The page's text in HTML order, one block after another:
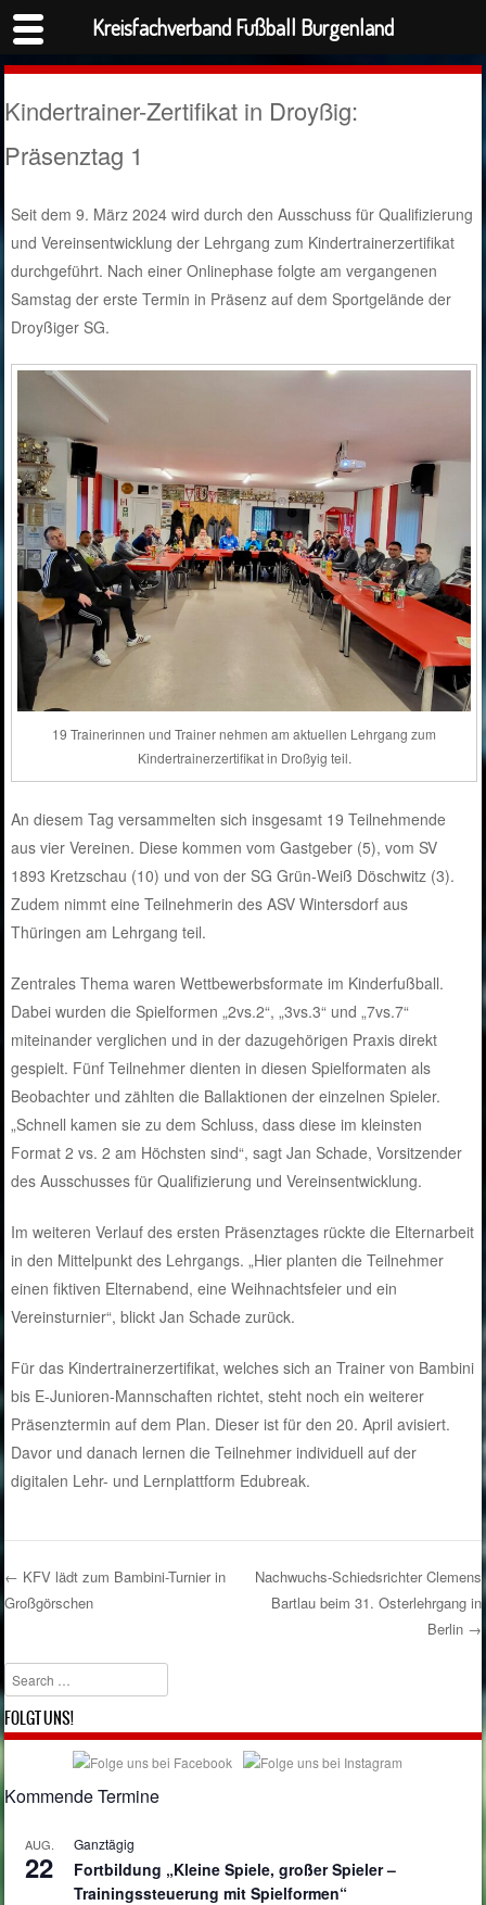
Kindertrainer-Zertifikat in Droyßig:
Präsenztag 1
Seit dem 9. März 2024 wird durch den Ausschuss für Qualifizierung
und Vereinsentwicklung der Lehrgang zum Kindertrainerzertifikat
durchgeführt. Nach einer Onlinephase folgte am vergangenen
Samstag der erste Termin in Präsenz auf dem Sportgelände der
Droyßiger SG.
19 Trainerinnen und Trainer nehmen am aktuellen Lehrgang zum
Kindertrainerzertifikat in Droßyig teil.
An diesem Tag versammelten sich insgesamt 19 Teilnehmende
aus vier Vereinen. Diese kommen vom Gastgeber (5), vom SV
1893 Kretzschau (10) und von der SG Grün-Weiß Döschwitz (3).
Zudem nimmt eine Teilnehmerin des ASV Wintersdorf aus
Thüringen am Lehrgang teil.
Zentrales Thema waren Wettbewerbsformate im Kinderfußball.
Dabei wurden die Spielformen „2vs.2“, „3vs.3“ und „7vs.7“
miteinander verglichen und in der dazugehörigen Praxis direkt
gespielt. Fünf Teilnehmer dienten in diesen Spielformaten als
Beobachter und zählten die Ballaktionen der einzelnen Spieler.
„Schnell kamen sie zu dem Schluss, dass diese im kleinsten
Format 2 vs. 2 am Höchsten sind“, sagt Jan Schade, Vorsitzender
des Ausschusses für Qualifizierung und Vereinsentwicklung.
Im weiteren Verlauf des ersten Präsenztages rückte die Elternarbeit
in den Mittelpunkt des Lehrgangs. „Hier planten die Teilnehmer
einen fiktiven Elternabend, eine Weihnachtsfeier und ein
Vereinsturnier“, blickt Jan Schade zurück.
Für das Kindertrainerzertifikat, welches sich an Trainer von Bambini
bis E-Junioren-Mannschaften richtet, steht noch ein weiterer
Präsenztermin auf dem Plan. Dieser ist für den 20. April avisiert.
Davor und danach lernen die Teilnehmer individuell auf der
digitalen Lehr- und Lernplattform Edubreak.
Post navigation
← KFV lädt zum Bambini-Turnier in
Großgörschen
Nachwuchs-Schiedsrichter Clemens
Bartlau beim 31. Osterlehrgang in
Berlin →
Search
FOLGT UNS!
Kommende Termine
AUG.
22
Ganztägig
Fortbildung „Kleine Spiele, großer Spieler –
Trainingssteuerung mit Spielformen“
Kreisfachverband Fußball Burgenland